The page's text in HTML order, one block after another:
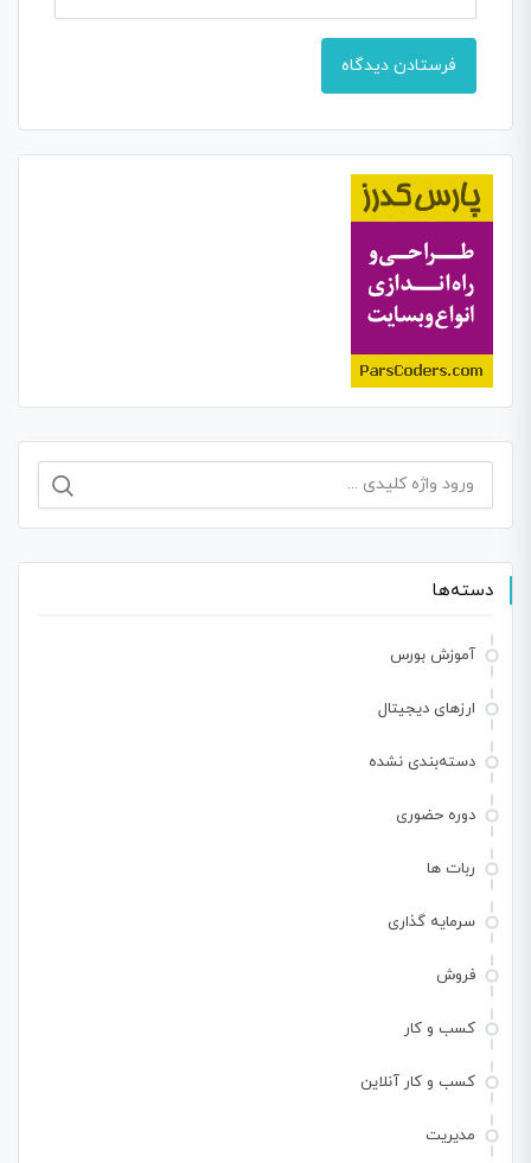
جستجو
برای:
دسته‌ها
آموزش بورس
ارزهای دیجیتال
دسته‌بندی نشده
دوره حضوری
ربات ها
سرمایه گذاری
فروش
کسب و کار
کسب و کار آنلاین
مدیریت